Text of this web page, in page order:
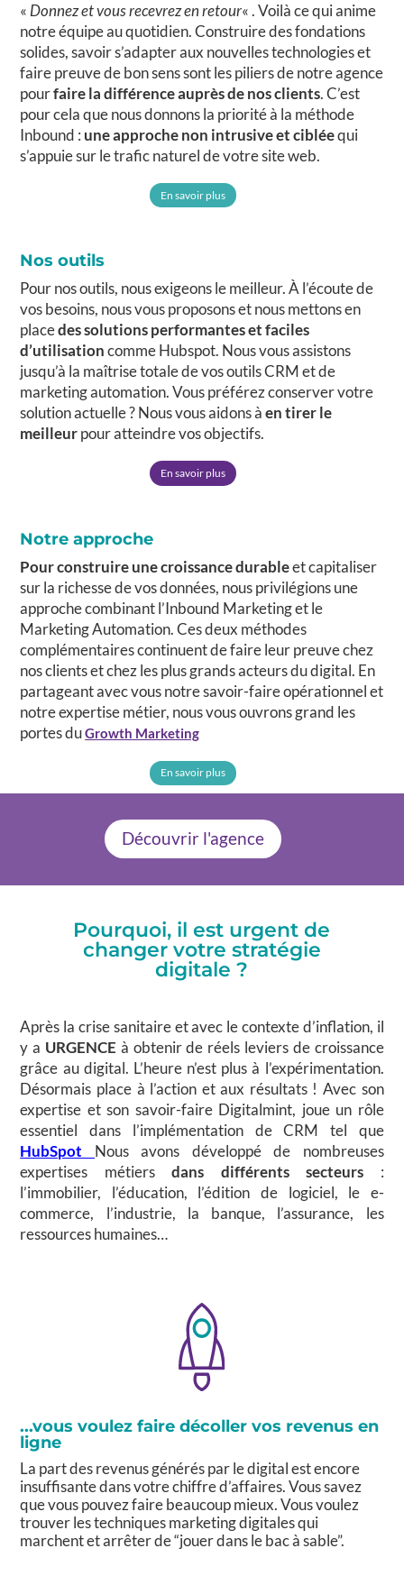
« Donnez et vous recevrez en retour« . Voilà ce qui anime
notre équipe au quotidien. Construire des fondations
solides, savoir s’adapter aux nouvelles technologies et
faire preuve de bon sens sont les piliers de notre agence
pourfaire la différence auprès de nos clients. C’est
pour cela que nous donnons la priorité à la méthode
Inbound : une approche non intrusive et cibléequi
s’appuie sur le trafic naturel de votre site web.
En savoir plus
Nos outils
Pour nos outils, nous exigeons le meilleur. À l’écoute de
vos besoins, nous vous proposons et nous mettons en
placedes solutions performantes et faciles
d’utilisationcomme Hubspot. Nous vous assistons
jusqu’à la maîtrise totale de vos outils CRM et de
marketing automation. Vous préférez conserver votre
solution actuelle ? Nous vous aidons àen tirer le
meilleurpour atteindre vos objectifs.
En savoir plus
Notre approche
Pour construire une croissance durableet capitaliser
sur la richesse de vos données, nous privilégions une
approche combinant l’Inbound Marketing et le
Marketing Automation. Ces deux méthodes
complémentaires continuent de faire leur preuve chez
nos clients et chez les plus grands acteurs du digital. En
partageant avec vous notre savoir-faire opérationnel et
notre expertise métier, nous vous ouvrons grand les
portes duGrowth Marketing
En savoir plus
Découvrir l'agence
Pourquoi, il est urgent de
changer votre stratégie
digitale ?
Après la crise sanitaire et avec le contexte d’inflation, il
y a URGENCE à obtenir de réels leviers de croissance
grâce au digital. L’heure n’est plus à l’expérimentation.
Désormais place à l’action et aux résultats ! Avec son
expertise et son savoir-faire Digitalmint, joue un rôle
essentiel dans l’implémentation de CRM tel que
HubSpot Nous avons développé de nombreuses
expertises métiersdans différents secteurs :
l’immobilier, l’éducation, l’édition de logiciel, le e-
commerce, l’industrie, la banque, l’assurance, les
ressources humaines…
...vous voulez faire décoller vos revenus en
ligne
La part des revenus générés par le digital est encore
insuffisante dans votre chiffre d’affaires. Vous savez
que vous pouvez faire beaucoup mieux. Vous voulez
trouver les techniques marketing digitales qui
marchent et arrêter de “jouer dans le bac à sable”.